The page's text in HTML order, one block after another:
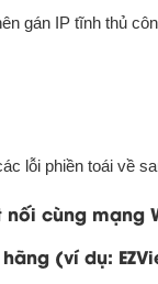
gán IP tĩnh thủ
lỗi phiền toái về
cùng mạng
(ví dụ: